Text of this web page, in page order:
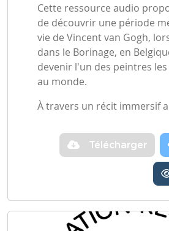
Cette ressource audio
de découvrir une période
vie de Vincent van Gogh,
dans le Borinage, en
devenir l'un des peintres
au monde.
À travers un récit immersif
Télécharger